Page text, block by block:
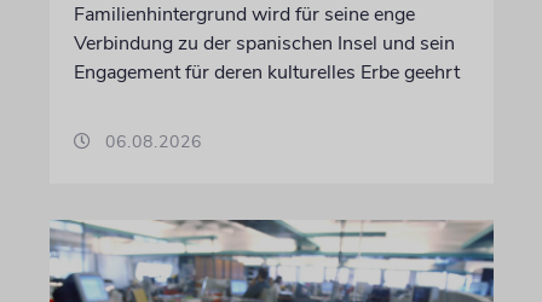
Familienhintergrund wird für seine enge
Verbindung zu der spanischen Insel und sein
Engagement für deren kulturelles Erbe geehrt
06.08.2026